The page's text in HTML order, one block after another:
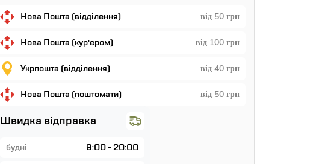
Нова Пошта (відділення) від 50 грн
Нова Пошта (кур'єром) від 100 грн
Укрпошта (відділення) від 40 грн
Нова Пошта (поштомати) від 50 грн
Швидка відправка
будні 9:00 - 20:00